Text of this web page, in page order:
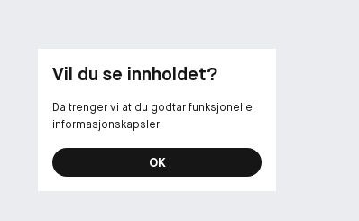
Vil du se innholdet?
Da trenger vi at du godtar funksjonelle
informasjonskapsler
OK